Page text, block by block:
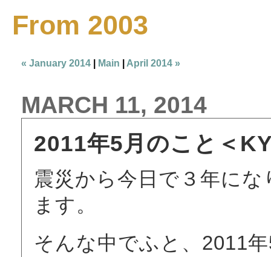
From 2003
« January 2014 Main April 2014 »
MARCH 11, 2014
2011年5月のこと＜
震災から今日で３年に
ます。
そんな中でふと、2011